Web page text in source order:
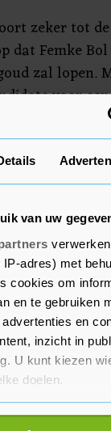
van uw
adres) met
cookies om
en te gebruiken
en
inzicht in
U kunt kiezen
doelen.
we ook
zeker tot
dat Femke
zal lopen.
voor
ga er niet
veel zin in de